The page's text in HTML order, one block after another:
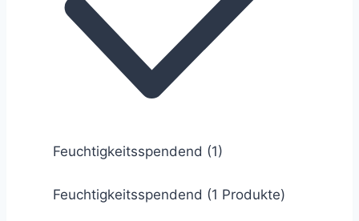
Feuchtigkeitsspendend (1)
Feuchtigkeitsspendend (1 Produkte)